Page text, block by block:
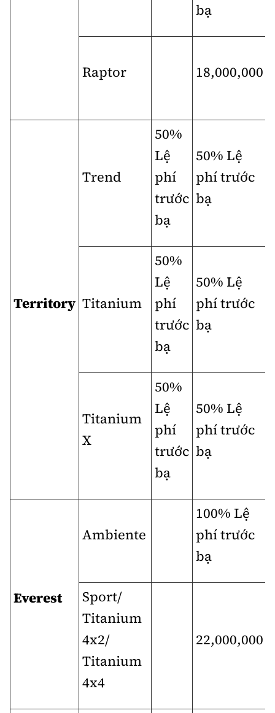
bạ
Raptor 18,000,000
Territory
Trend
50%
Lệ
phí
trước
bạ
50% Lệ
phí trước
bạ
Titanium
50%
Lệ
phí
trước
bạ
50% Lệ
phí trước
bạ
Titanium
X
50%
Lệ
phí
trước
bạ
50% Lệ
phí trước
bạ
Everest
Ambiente
100% Lệ
phí trước
bạ
Sport/
Titanium
4x2/
Titanium
4x4
22,000,000